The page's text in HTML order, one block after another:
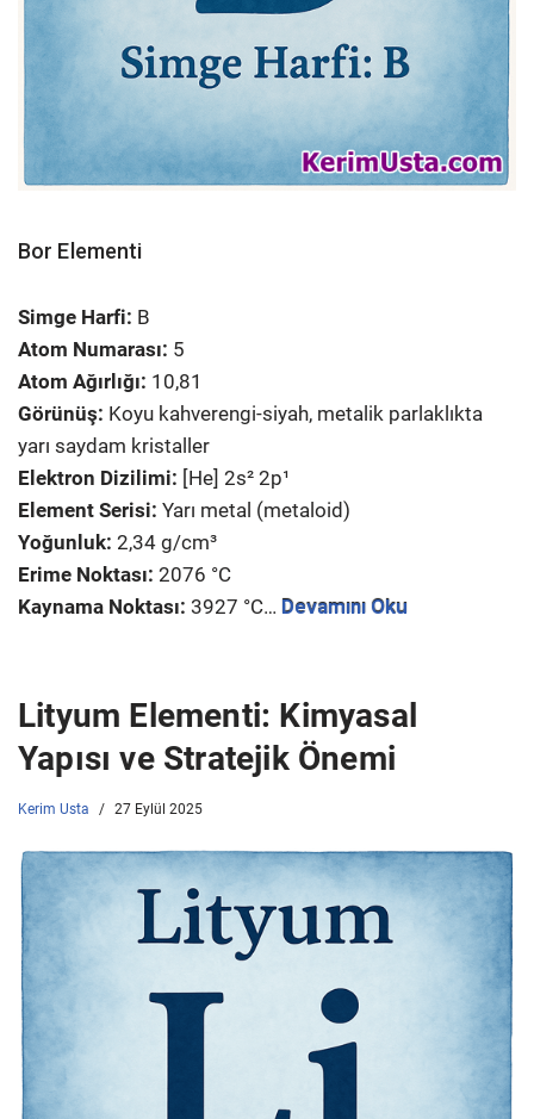
Bor Elementi
Simge Harfi: B
Atom Numarası: 5
Atom Ağırlığı: 10,81
Görünüş: Koyu kahverengi-siyah, metalik parlaklıkta
yarı saydam kristaller
Elektron Dizilimi: [He] 2s² 2p¹
Element Serisi: Yarı metal (metaloid)
Yoğunluk: 2,34 g/cm³
Erime Noktası: 2076 °C
Kaynama Noktası: 3927 °C… Devamını Oku
Lityum Elementi: Kimyasal
Yapısı ve Stratejik Önemi
Kerim Usta 27 Eylül 2025